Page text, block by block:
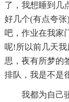
了，我想睡到几
好几个(有点夸
吧，作业在我家
呢!所以前几天
思，夜有所梦的
排队，我是不是
我都为自己